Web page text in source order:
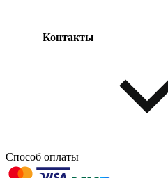
Контакты
603004, г. Нижний Новгород,
Способ оплаты